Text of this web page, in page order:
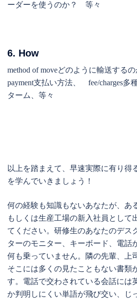
ーダーを使うのか？ 等々
6. How
method of moveどのように輸送する
payment支払い方法、 fee/charges多
ターム、等々
以上を踏まえて、早速実際に有り得
を学んでいきましょう！
何の経験も知識もないあなたが、あ
もしくは生産工場の新入社員として
てください。研修生のあなたのデス
ターのモニター、キーボード、電話
何も乗っていません。隣の先輩、上
そこには多くの見たこともない書類
す。電話で交わされている会話には
か判明しにくい単語が飛び交い、じ